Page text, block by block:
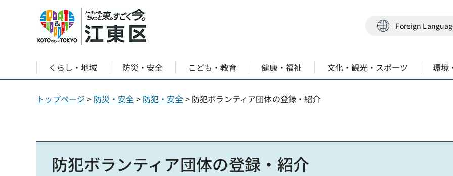
Foreign
くらし・地域 防災・安全 こども・教育 健康・福祉 文化・観光・スポーツ 環境
トップページ > 防災・安全> 防犯・安全> 防犯ボランティア団体の登録・紹介
防犯ボランティア団体の登録・紹介